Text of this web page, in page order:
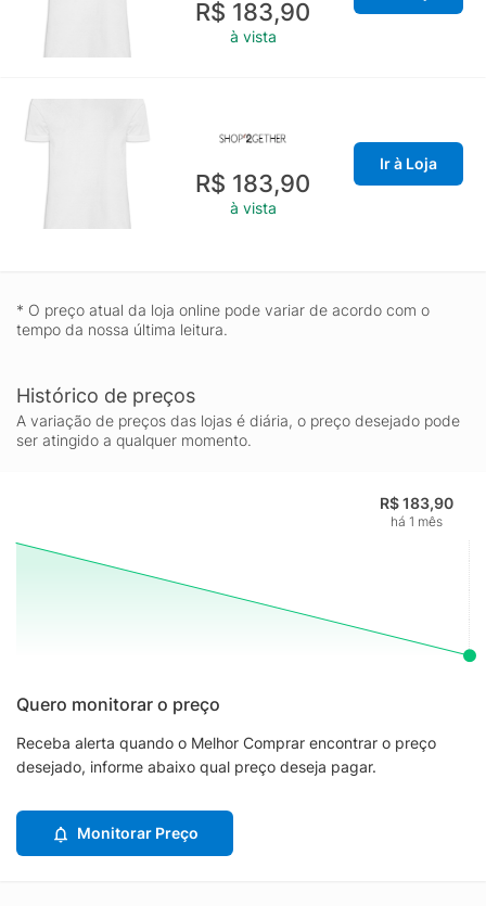
R$ 183,90
à vista
R$ 183,90
à vista
Ir à Loja
* O preço atual da loja online pode variar de acordo com o
tempo da nossa última leitura.
Histórico de preços
A variação de preços das lojas é diária, o preço desejado pode
ser atingido a qualquer momento.
R$ 183,90
há 1 mês
Quero monitorar o preço
Receba alerta quando o Melhor Comprar encontrar o preço
desejado, informe abaixo qual preço deseja pagar.
Monitorar Preço